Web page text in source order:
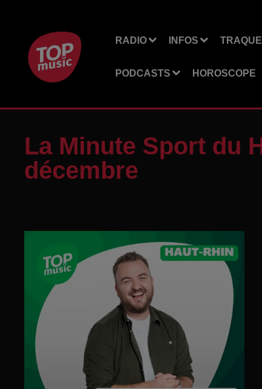
RADIO INFOS
PODCASTS HOROSCOPE
La Minute Sport du
décembre